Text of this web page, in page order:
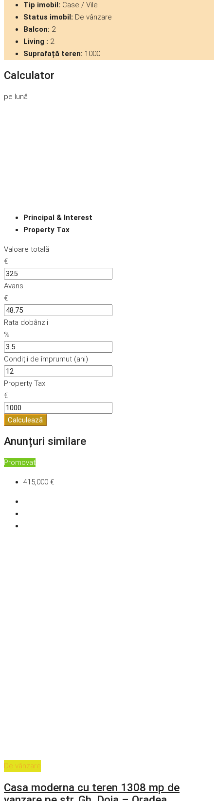
Tip imobil: Case / Vile
Status imobil: De vânzare
Balcon: 2
Living : 2
Suprafață teren: 1000
Calculator
pe lună
Principal & Interest
Property Tax
Valoare totală
€
Avans
€
Rata dobânzii
%
Condiții de împrumut (ani)
Property Tax
€
Calculează
Anunțuri similare
Promovat
415,000 €
De vânzare
Casa moderna cu teren 1308 mp de